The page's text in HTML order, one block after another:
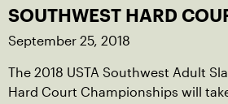
SOUTHWEST HARD
September 25, 2018
The 2018 USTA Southwest Adult
Hard Court Championships will